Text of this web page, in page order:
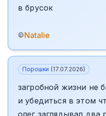
в брусок
©Natalie
Порошки (17.07.2026)
загробной жизни не
и убедиться в этом
олег заглядывал два